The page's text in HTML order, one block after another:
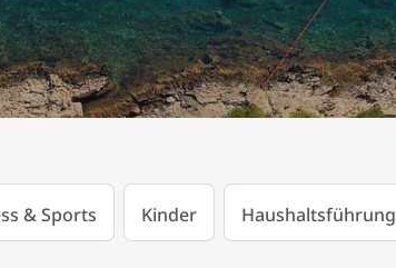
& Sports Kinder Haushaltsführung